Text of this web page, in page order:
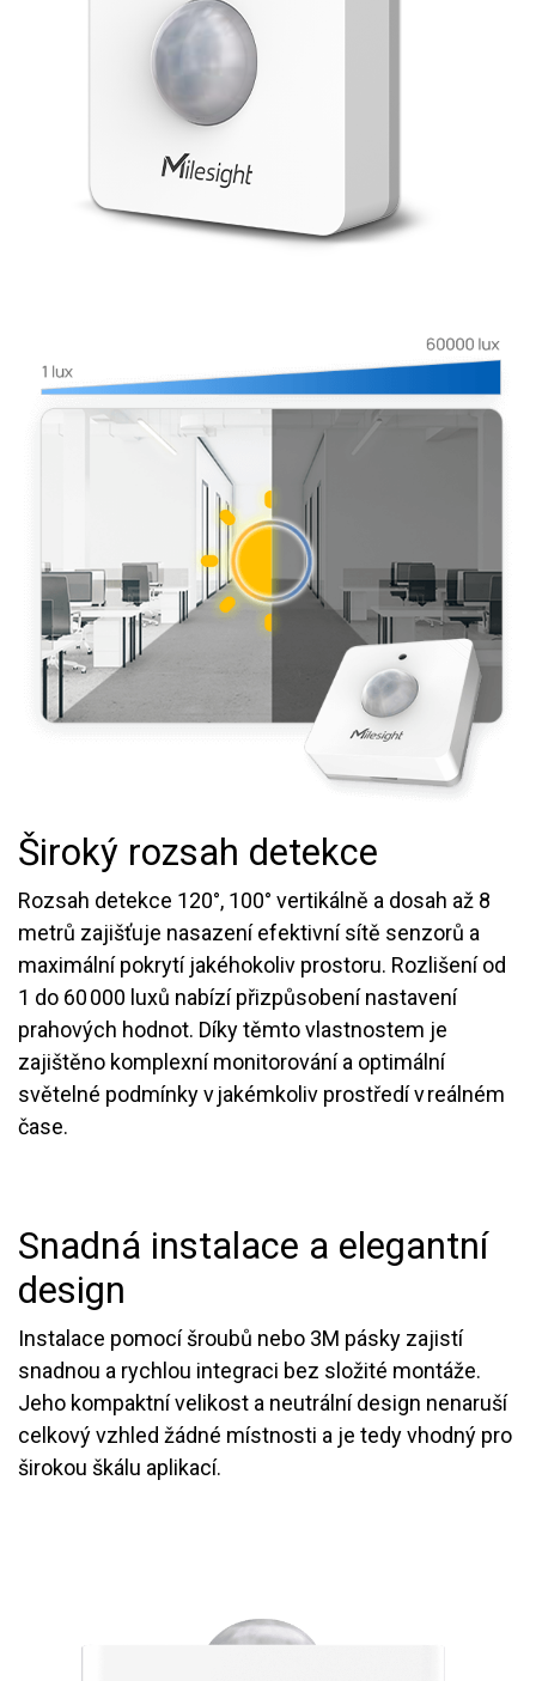
Široký rozsah detekce
Rozsah detekce 120°, 100° vertikálně a dosah až 8
metrů zajišťuje nasazení efektivní sítě senzorů a
maximální pokrytí jakéhokoliv prostoru. Rozlišení od
1 do 60 000 luxů nabízí přizpůsobení nastavení
prahových hodnot. Díky těmto vlastnostem je
zajištěno komplexní monitorování a optimální
světelné podmínky v jakémkoliv prostředí v reálném
čase.
Snadná instalace a elegantní
design
Instalace pomocí šroubů nebo 3M pásky zajistí
snadnou a rychlou integraci bez složité montáže.
Jeho kompaktní velikost a neutrální design nenaruší
celkový vzhled žádné místnosti a je tedy vhodný pro
širokou škálu aplikací.